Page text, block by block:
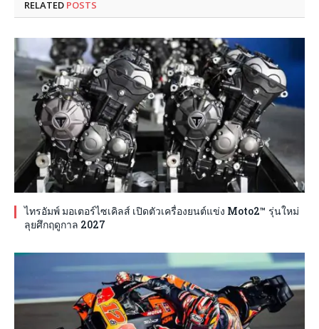
RELATED POSTS
ไทรอัมพ์ มอเตอร์ไซเคิลส์ เปิดตัวเครื่องยนต์แข่ง Moto2™ รุ่นใหม่
ลุยศึกฤดูกาล 2027